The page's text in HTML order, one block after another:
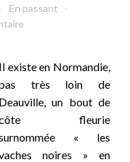
En passant
Il existe en Normandie,
très loin de
Deauville, un bout de
fleurie
« les
noires » en